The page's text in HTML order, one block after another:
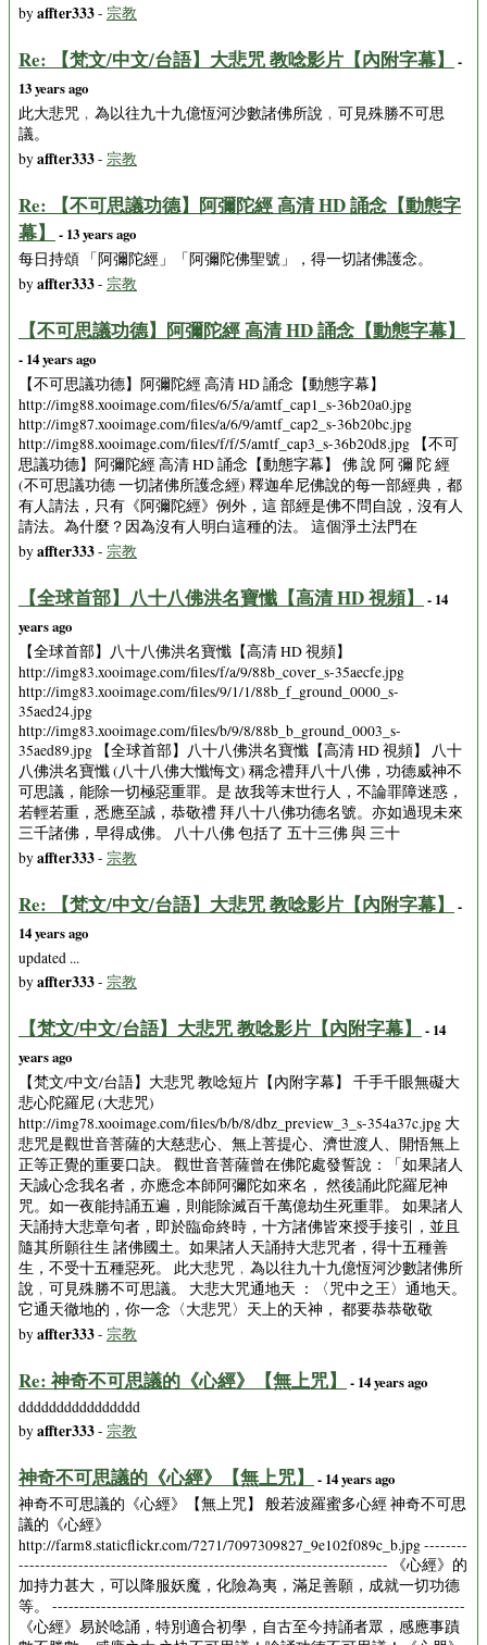
byaffter333- 宗教
Re: 【梵文/中文/台語】大悲咒 教唸影片【內附字幕】
-
13 years ago
此大悲咒﹐為以往九十九億恆河沙數諸佛所說﹐可見殊勝不可思
議。
byaffter333- 宗教
Re: 【不可思議功德】阿彌陀經 高清 HD 誦念【動態字
幕】
- 13 years ago
每日持頌 「阿彌陀經」「阿彌陀佛聖號」，得一切諸佛護念。
byaffter333- 宗教
【不可思議功德】阿彌陀經 高清 HD 誦念【動態字幕】
- 14 years ago
【不可思議功德】阿彌陀經 高清 HD 誦念【動態字幕】
http://img88.xooimage.com/files/6/5/a/amtf_cap1_s-36b20a0.jpg
http://img87.xooimage.com/files/a/6/9/amtf_cap2_s-36b20bc.jpg
http://img88.xooimage.com/files/f/f/5/amtf_cap3_s-36b20d8.jpg 【不可
思議功德】阿彌陀經 高清 HD 誦念【動態字幕】 佛 說 阿 彌 陀 經
(不可思議功德 一切諸佛所護念經) 釋迦牟尼佛說的每一部經典，都
有人請法，只有《阿彌陀經》例外，這 部經是佛不問自說，沒有人
請法。為什麼？因為沒有人明白這種的法。 這個淨土法門在
byaffter333- 宗教
【全球首部】八十八佛洪名寶懺【高清 HD 視頻】
- 14
years ago
【全球首部】八十八佛洪名寶懺【高清 HD 視頻】
http://img83.xooimage.com/files/f/a/9/88b_cover_s-35aecfe.jpg
http://img83.xooimage.com/files/9/1/1/88b_f_ground_0000_s-
35aed24.jpg
http://img83.xooimage.com/files/b/9/8/88b_b_ground_0003_s-
35aed89.jpg 【全球首部】八十八佛洪名寶懺【高清 HD 視頻】 八十
八佛洪名寶懺 (八十八佛大懺悔文) 稱念禮拜八十八佛，功德威神不
可思議，能除一切極惡重罪。是 故我等末世行人，不論罪障迷惑，
若輕若重，悉應至誠，恭敬禮 拜八十八佛功德名號。亦如過現未來
三千諸佛，早得成佛。 八十八佛 包括了 五十三佛 與 三十
byaffter333- 宗教
Re: 【梵文/中文/台語】大悲咒 教唸影片【內附字幕】
-
14 years ago
updated ...
byaffter333- 宗教
【梵文/中文/台語】大悲咒 教唸影片【內附字幕】
- 14
years ago
【梵文/中文/台語】大悲咒 教唸短片【內附字幕】 千手千眼無礙大
悲心陀羅尼 (大悲咒)
http://img78.xooimage.com/files/b/b/8/dbz_preview_3_s-354a37c.jpg 大
悲咒是觀世音菩薩的大慈悲心、無上菩提心、濟世渡人、開悟無上
正等正覺的重要口訣。 觀世音菩薩曾在佛陀處發誓說：「如果諸人
天誠心念我名者，亦應念本師阿彌陀如來名， 然後誦此陀羅尼神
咒。如一夜能持誦五遍，則能除滅百千萬億劫生死重罪。 如果諸人
天誦持大悲章句者，即於臨命終時，十方諸佛皆來授手接引，並且
隨其所願往生 諸佛國土。如果諸人天誦持大悲咒者，得十五種善
生，不受十五種惡死。 此大悲咒﹐為以往九十九億恆河沙數諸佛所
說﹐可見殊勝不可思議。 大悲大咒通地天 ：〈咒中之王〉通地天。
它通天徹地的，你一念〈大悲咒〉天上的天神， 都要恭恭敬敬
byaffter333- 宗教
Re: 神奇不可思議的《心經》【無上咒】
- 14 years ago
dddddddddddddddd
byaffter333- 宗教
神奇不可思議的《心經》【無上咒】
- 14 years ago
神奇不可思議的《心經》【無上咒】 般若波羅蜜多心經 神奇不可思
議的《心經》
http://farm8.staticflickr.com/7271/7097309827_9e102f089c_b.jpg --------
-------------------------------------------------------------------- 《心經》的
加持力甚大，可以降服妖魔，化險為夷，滿足善願，成就一切功德
等。 ----------------------------------------------------------------------------
《心經》易於唸誦，特別適合初學，自古至今持誦者眾，感應事蹟